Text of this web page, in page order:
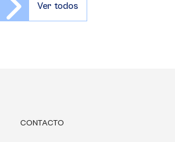
Ver todos
CONTACTO